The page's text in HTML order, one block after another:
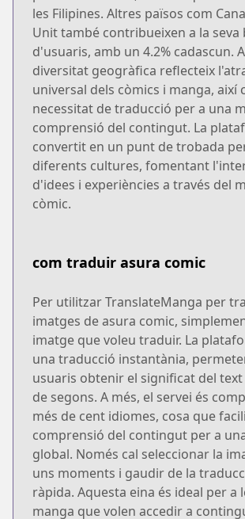
les Filipines. Altres països com
Unit també contribueixen a la seva
d'usuaris, amb un 4.2% cadascun.
diversitat geogràfica reflecteix
universal dels còmics i manga, així
necessitat de traducció per a una
comprensió del contingut. La
convertit en un punt de trobada
diferents cultures, fomentant
d'idees i experiències a través del
còmic.
com traduir asura comic
Per utilitzar TranslateManga per
imatges de asura comic,
imatge que voleu traduir. La
una traducció instantània,
usuaris obtenir el significat del
de segons. A més, el servei és
més de cent idiomes, cosa que
comprensió del contingut per a
global. Només cal seleccionar la
uns moments i gaudir de la
ràpida. Aquesta eina és ideal per a
manga que volen accedir a